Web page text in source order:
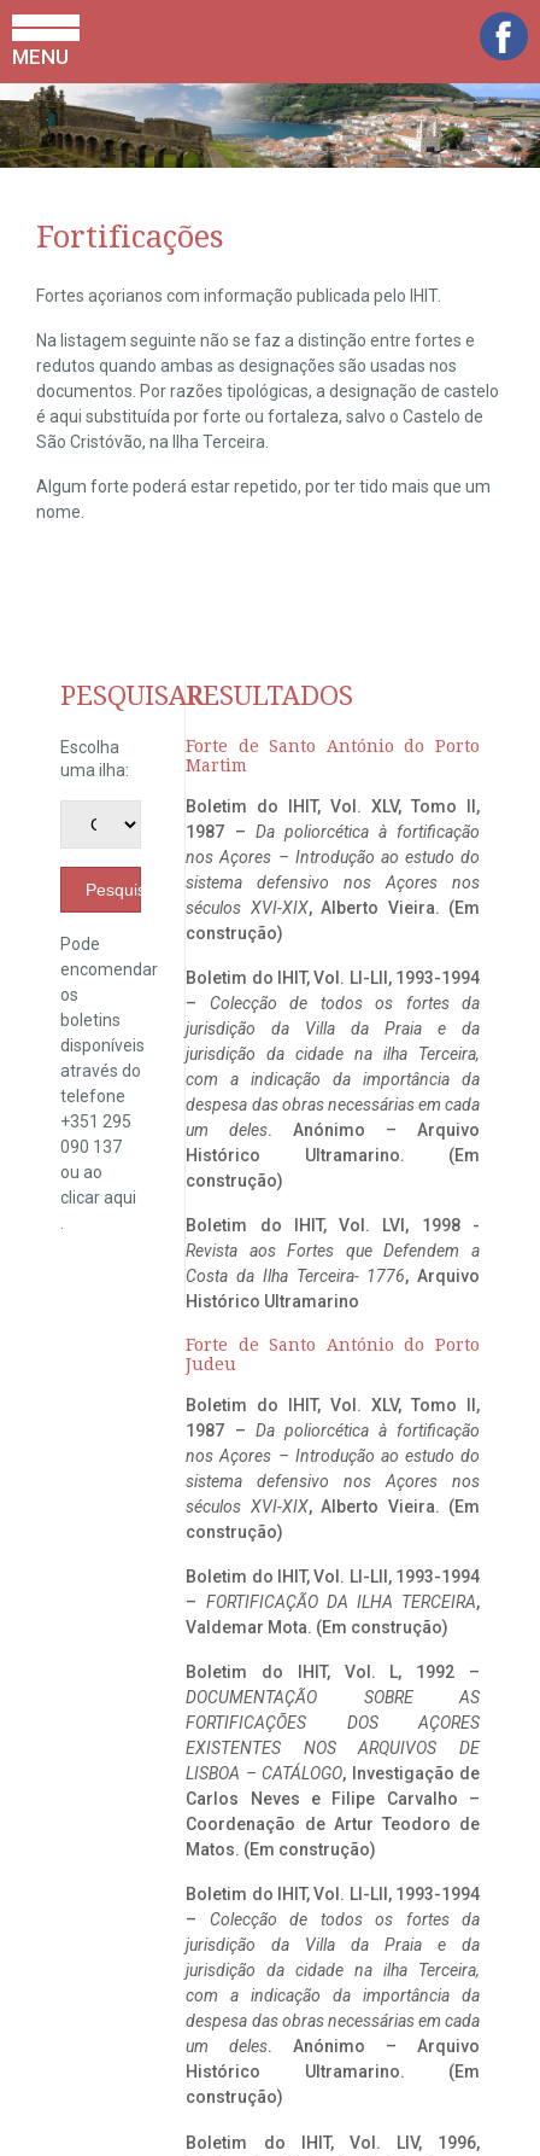
MENU
Fortificações
Fortes açorianos com informação publicada pelo IHIT.
Na listagem seguinte não se faz a distinção entre fortes e
redutos quando ambas as designações são usadas nos
documentos. Por razões tipológicas, a designação de castelo
é aqui substituída por forte ou fortaleza, salvo o Castelo de
São Cristóvão, na Ilha Terceira.
Algum forte poderá estar repetido, por ter tido mais que um
nome.
PESQUISAR
Escolha
uma ilha:
Pesquisar
Pode
encomendar
os
boletins
disponíveis
através do
telefone
+351 295
090 137
ou ao
clicaraqui
RESULTADOS
Forte de Santo António do Porto
Martim
Boletim do IHIT, Vol. XLV, Tomo II,
1987 – Da poliorcética à fortificação
nos Açores – Introdução ao estudo do
sistema defensivo nos Açores nos
séculos XVI-XIX, Alberto Vieira. (Em
construção)
Boletim do IHIT, Vol. LI-LII, 1993-1994
– Colecção de todos os fortes da
jurisdição da Villa da Praia e da
jurisdição da cidade na ilha Terceira,
com a indicação da importância da
despesa das obras necessárias em cada
um deles. Anónimo – Arquivo
Histórico Ultramarino. (Em
construção)
Boletim do IHIT, Vol. LVI, 1998 -
Revista aos Fortes que Defendem a
Costa da Ilha Terceira- 1776, Arquivo
Histórico Ultramarino
Forte de Santo António do Porto
Judeu
Boletim do IHIT, Vol. XLV, Tomo II,
1987 – Da poliorcética à fortificação
nos Açores – Introdução ao estudo do
sistema defensivo nos Açores nos
séculos XVI-XIX, Alberto Vieira. (Em
construção)
Boletim do IHIT, Vol. LI-LII, 1993-1994
– FORTIFICAÇÃO DA ILHA TERCEIRA,
Valdemar Mota. (Em construção)
Boletim do IHIT, Vol. L, 1992 –
DOCUMENTAÇÃO SOBRE AS
FORTIFICAÇÕES DOS AÇORES
EXISTENTES NOS ARQUIVOS DE
LISBOA – CATÁLOGO, Investigação de
Carlos Neves e Filipe Carvalho –
Coordenação de Artur Teodoro de
Matos. (Em construção)
Boletim do IHIT, Vol. LI-LII, 1993-1994
– Colecção de todos os fortes da
jurisdição da Villa da Praia e da
jurisdição da cidade na ilha Terceira,
com a indicação da importância da
despesa das obras necessárias em cada
um deles. Anónimo – Arquivo
Histórico Ultramarino. (Em
construção)
Boletim do IHIT, Vol. LIV, 1996,